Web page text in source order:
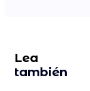
Lea
también